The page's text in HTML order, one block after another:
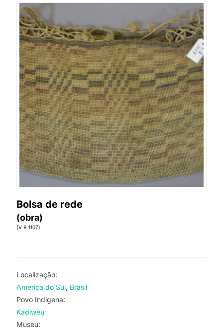
Bolsa de rede
(obra)
(V B 1107)
Localização:
America do Sul Brasil
Povo Indigena:
Kadiwéu
Museu: